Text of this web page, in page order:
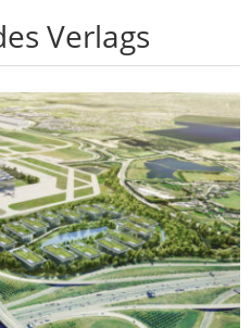
Verlags